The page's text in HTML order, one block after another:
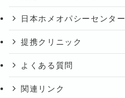
日本ホメオパシーセンター
提携クリニック
よくある質問
関連リンク